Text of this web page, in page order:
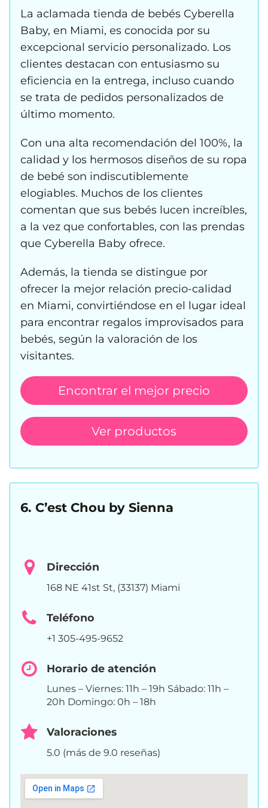
La aclamada tienda de bebés Cyberella
Baby, en Miami, es conocida por su
excepcional servicio personalizado. Los
clientes destacan con entusiasmo su
eficiencia en la entrega, incluso cuando
se trata de pedidos personalizados de
último momento.
Con una alta recomendación del 100%, la
calidad y los hermosos diseños de su ropa
de bebé son indiscutiblemente
elogiables. Muchos de los clientes
comentan que sus bebés lucen increíbles,
a la vez que confortables, con las prendas
que Cyberella Baby ofrece.
Además, la tienda se distingue por
ofrecer la mejor relación precio-calidad
en Miami, convirtiéndose en el lugar ideal
para encontrar regalos improvisados para
bebés, según la valoración de los
visitantes.
Encontrar el mejor precio
Ver productos
6. C’est Chou by Sienna
Dirección
168 NE 41st St, (33137) Miami
Teléfono
+1 305-495-9652
Horario de atención
Lunes – Viernes: 11h – 19h Sábado: 11h –
20h Domingo: 0h – 18h
Valoraciones
5.0 (más de 9.0 reseñas)